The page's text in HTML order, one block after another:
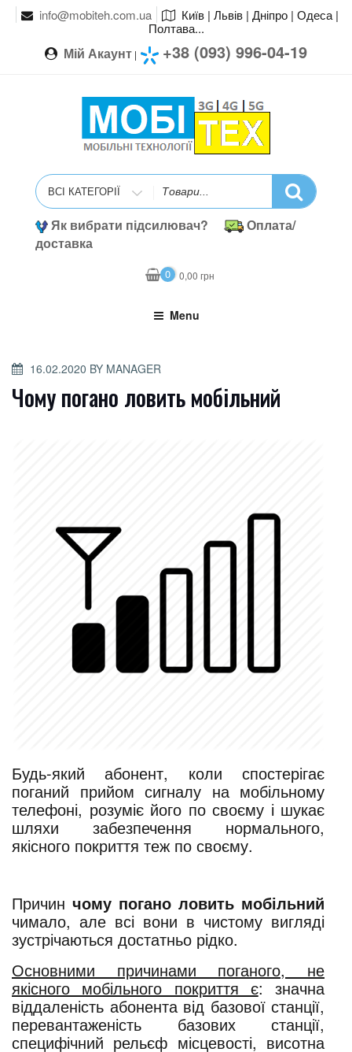
info@mobiteh.com.ua
Київ | Львів | Дніпро | Одеса |
Полтава...
Мій Акаунт | +38 (093) 996-04-19
Search
for
Як вибрати підсилювач?
Оплата/
доставка
0 0,00грн
Menu
POSTED
16.02.2020 BY MANAGER
Чому погано ловить мобільний
Будь-який абонент, коли спостерігає
поганий прийом сигналу на мобільному
телефоні, розуміє його по своєму і шукає
шляхи забезпечення нормального,
якісного покриття теж по своєму.
Причин чому погано ловить мобільний
чимало, але всі вони в чистому вигляді
зустрічаються достатньо рідко.
Основними причинами поганого, не
якісного мобільного покриття є: значна
віддаленість абонента від базової станції,
перевантаженість базових станції,
специфічний рельєф місцевості, висотна